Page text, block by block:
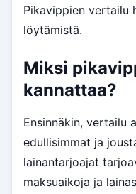
Pikavippien vertailu
löytämistä.
Miksi
kannattaa?
Ensinnäkin, vertailu
edullisimmat ja
lainantarjoajat
maksuaikoja ja